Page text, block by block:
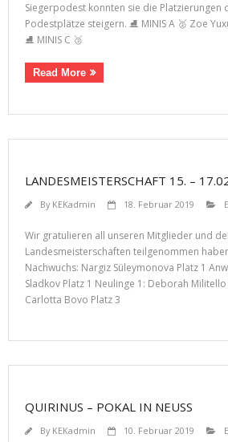
Siegerpodest konnten sie die Platzierungen
Podestplätze steigern. ⛸ MINIS A 🥈 Zoe
⛸ MINIS C 🥉
Read More
LANDESMEISTERSCHAFT 15. –
By KEKadmin 18. Februar 2019
Wir gratulieren all unseren Mitglieder und
Landesmeisterschaften teilgenommen
Nachwuchs: Nargiz Süleymonova Platz 1
Sladkov Platz 1 Neulinge 1: Deborah
Carlotta Bovo Platz 3
QUIRINUS – POKAL IN NEUSS
By KEKadmin 10. Februar 2019